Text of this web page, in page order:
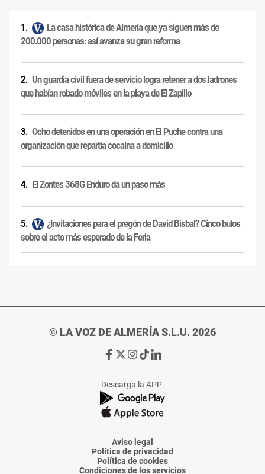
La casa histórica de Almería que ya siguen más de
200.000 personas: así avanza su gran reforma
Un guardia civil fuera de servicio logra retener a dos ladrones
que habían robado móviles en la playa de El Zapillo
Ocho detenidos en una operación en El Puche contra una
organización que repartía cocaína a domicilio
El Zontes 368G Enduro da un paso más
¿Invitaciones para el pregón de David Bisbal? Cinco bulos
sobre el acto más esperado de la Feria
© LA VOZ DE ALMERÍA S.L.U. 2026
Ir
de
La
Voz
Almería
Ir
de
La
Voz
Almería
Ir
de
La
Voz
Almería
Ir
de
La
Voz
Almería
Ir
de
La
Voz
Descarga la APP:
Aviso legal
Política de privacidad
Política de cookies
Condiciones de los servicios